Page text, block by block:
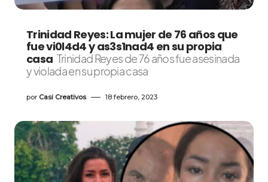
Trinidad Reyes: La mujer de 76 años que
fue vi0l4d4 y as3s1nad4 en su propia
casa Trinidad Reyes de 76 años fue asesinada
y violada en su propia casa
por Casi Creativos 18 febrero, 2023